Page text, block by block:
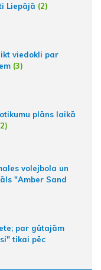
Liepājā (2)
viedokli par
(3)
plāns laikā
volejbola un
"Amber Sand
par gūtajām
tikai pēc